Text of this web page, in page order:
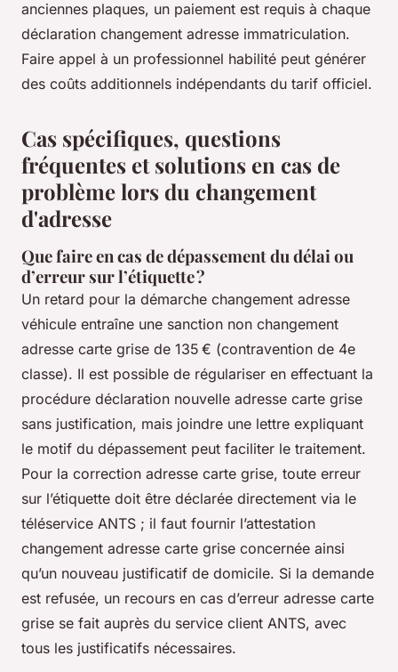
anciennes plaques, un paiement est requis à chaque
déclaration changement adresse immatriculation.
Faire appel à un professionnel habilité peut générer
des coûts additionnels indépendants du tarif officiel.
Cas spécifiques, questions
fréquentes et solutions en cas de
problème lors du changement
d'adresse
Que faire en cas de dépassement du délai ou
d’erreur sur l’étiquette ?
Un retard pour la démarche changement adresse
véhicule entraîne une sanction non changement
adresse carte grise de 135 € (contravention de 4e
classe). Il est possible de régulariser en effectuant la
procédure déclaration nouvelle adresse carte grise
sans justification, mais joindre une lettre expliquant
le motif du dépassement peut faciliter le traitement.
Pour la correction adresse carte grise, toute erreur
sur l’étiquette doit être déclarée directement via le
téléservice ANTS ; il faut fournir l’attestation
changement adresse carte grise concernée ainsi
qu’un nouveau justificatif de domicile. Si la demande
est refusée, un recours en cas d’erreur adresse carte
grise se fait auprès du service client ANTS, avec
tous les justificatifs nécessaires.